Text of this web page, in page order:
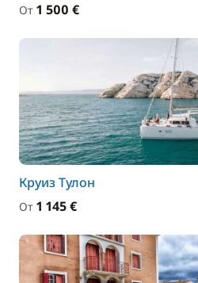
От 1 500 €
Круиз Тулон
От 1 145 €